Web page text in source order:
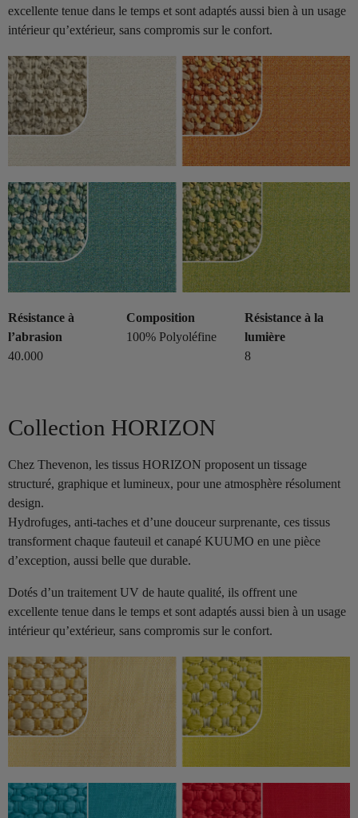
excellente tenue dans le temps et sont adaptés aussi bien à un usage
intérieur qu’extérieur, sans compromis sur le confort.
Résistance à
l’abrasion
40.000
Composition
100% Polyoléfine
Résistance à la
lumière
8
Collection HORIZON
Chez Thevenon, les tissus HORIZON proposent un tissage
structuré, graphique et lumineux, pour une atmosphère résolument
design.
Hydrofuges, anti-taches et d’une douceur surprenante, ces tissus
transforment chaque fauteuil et canapé KUUMO en une pièce
d’exception, aussi belle que durable.
Dotés d’un traitement UV de haute qualité, ils offrent une
excellente tenue dans le temps et sont adaptés aussi bien à un usage
intérieur qu’extérieur, sans compromis sur le confort.